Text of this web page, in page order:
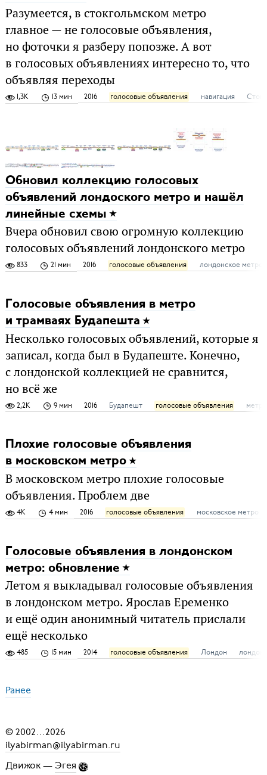
Разумеется, в стокгольмском метро
главное — не голосовые объявления,
но фоточки я разберу попозже. А вот
в голосовых объявлениях интересно то, что
объявляя переходы
1,3K 13 мин 2016 голосовые объявления навигация
Обновил коллекцию голосовых
объявлений лондоского метро и нашёл
линейные схемы
Вчера обновил свою огромную коллекцию
голосовых объявлений лондонского метро
833 21 мин 2016 голосовые объявления лондонское метро
Голосовые объявления в метро
и трамваях Будапешта
Несколько голосовых объявлений, которые я
записал, когда был в Будапеште. Конечно,
с лондонской коллекцией не сравнится,
но всё же
2,2K 9 мин 2016 Будапешт голосовые объявления метро
Плохие голосовые объявления
в московском метро
В московском метро плохие голосовые
объявления. Проблем две
4K 4 мин 2016 голосовые объявления московское метро
Голосовые объявления в лондонском
метро: обновление
Летом я выкладывал голосовые объявления
в лондонском метро. Ярослав Еременко
и ещё один анонимный читатель прислали
ещё несколько
485 15 мин 2014 голосовые объявления Лондон
Ранее
© 2002...2026
ilyabirman@ilyabirman.ru
Движок — Эгея